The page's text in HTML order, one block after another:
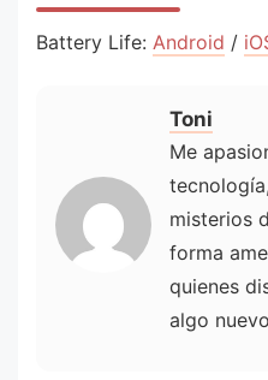
Battery Life: Android /
Toni
Me
misterios
forma
quienes
algo